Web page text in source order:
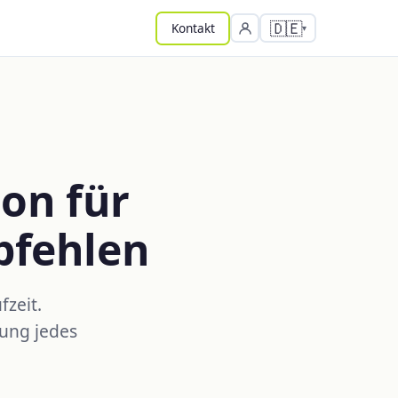
Kontakt 🇩🇪
für
jedes